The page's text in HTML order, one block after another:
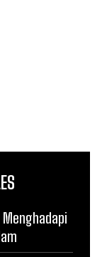
Menghadapi